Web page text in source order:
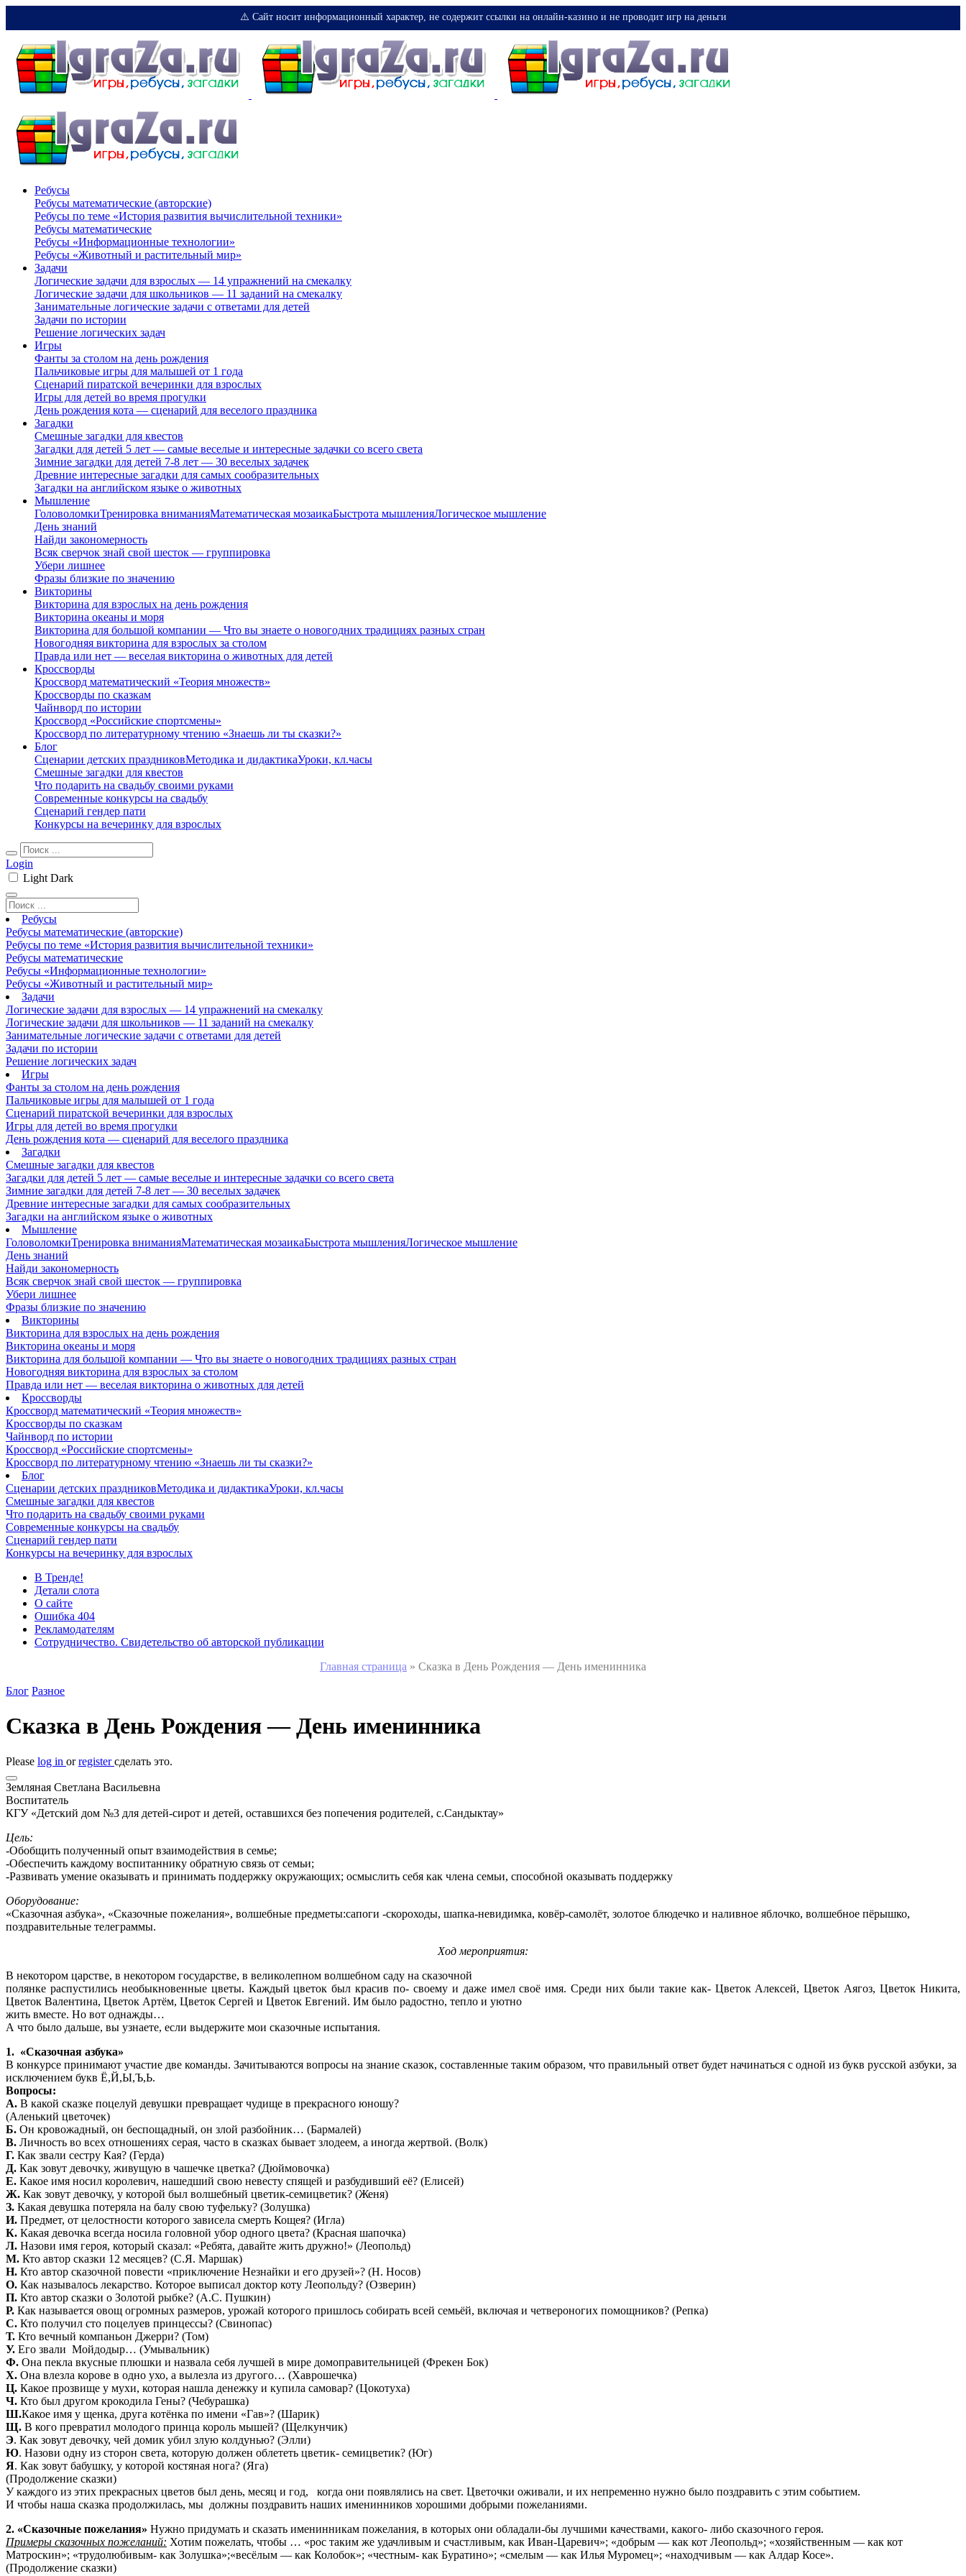
⚠️ Сайт носит информационный характер, не содержит ссылки на онлайн-казино и не проводит игр на деньги
Ребусы
Ребусы математические (авторские)
Ребусы по теме «История развития вычислительной техники»
Ребусы математические
Ребусы «Информационные технологии»
Ребусы «Животный и растительный мир»
Задачи
Логические задачи для взрослых — 14 упражнений на смекалку
Логические задачи для школьников — 11 заданий на смекалку
Занимательные логические задачи с ответами для детей
Задачи по истории
Решение логических задач
Игры
Фанты за столом на день рождения
Пальчиковые игры для малышей от 1 года
Сценарий пиратской вечеринки для взрослых
Игры для детей во время прогулки
День рождения кота — сценарий для веселого праздника
Загадки
Смешные загадки для квестов
Загадки для детей 5 лет — самые веселые и интересные задачки со всего света
Зимние загадки для детей 7-8 лет — 30 веселых задачек
Древние интересные загадки для самых сообразительных
Загадки на английском языке о животных
Мышление
ГоловоломкиТренировка вниманияМатематическая мозаикаБыстрота мышленияЛогическое мышление
День знаний
Найди закономерность
Всяк сверчок знай свой шесток — группировка
Убери лишнее
Фразы близкие по значению
Викторины
Викторина для взрослых на день рождения
Викторина океаны и моря
Викторина для большой компании — Что вы знаете о новогодних традициях разных стран
Новогодняя викторина для взрослых за столом
Правда или нет — веселая викторина о животных для детей
Кроссворды
Кроссворд математический «Теория множеств»
Кроссворды по сказкам
Чайнворд по истории
Кроссворд «Российские спортсмены»
Кроссворд по литературному чтению «Знаешь ли ты сказки?»
Блог
Сценарии детских праздниковМетодика и дидактикаУроки, кл.часы
Смешные загадки для квестов
Что подарить на свадьбу своими руками
Современные конкурсы на свадьбу
Сценарий гендер пати
Конкурсы на вечеринку для взрослых
Login
Light Dark
Ребусы
Ребусы математические (авторские)
Ребусы по теме «История развития вычислительной техники»
Ребусы математические
Ребусы «Информационные технологии»
Ребусы «Животный и растительный мир»
Задачи
Логические задачи для взрослых — 14 упражнений на смекалку
Логические задачи для школьников — 11 заданий на смекалку
Занимательные логические задачи с ответами для детей
Задачи по истории
Решение логических задач
Игры
Фанты за столом на день рождения
Пальчиковые игры для малышей от 1 года
Сценарий пиратской вечеринки для взрослых
Игры для детей во время прогулки
День рождения кота — сценарий для веселого праздника
Загадки
Смешные загадки для квестов
Загадки для детей 5 лет — самые веселые и интересные задачки со всего света
Зимние загадки для детей 7-8 лет — 30 веселых задачек
Древние интересные загадки для самых сообразительных
Загадки на английском языке о животных
Мышление
ГоловоломкиТренировка вниманияМатематическая мозаикаБыстрота мышленияЛогическое мышление
День знаний
Найди закономерность
Всяк сверчок знай свой шесток — группировка
Убери лишнее
Фразы близкие по значению
Викторины
Викторина для взрослых на день рождения
Викторина океаны и моря
Викторина для большой компании — Что вы знаете о новогодних традициях разных стран
Новогодняя викторина для взрослых за столом
Правда или нет — веселая викторина о животных для детей
Кроссворды
Кроссворд математический «Теория множеств»
Кроссворды по сказкам
Чайнворд по истории
Кроссворд «Российские спортсмены»
Кроссворд по литературному чтению «Знаешь ли ты сказки?»
Блог
Сценарии детских праздниковМетодика и дидактикаУроки, кл.часы
Смешные загадки для квестов
Что подарить на свадьбу своими руками
Современные конкурсы на свадьбу
Сценарий гендер пати
Конкурсы на вечеринку для взрослых
В Тренде!
Детали слота
О сайте
Ошибка 404
Рекламодателям
Сотрудничество. Свидетельство об авторской публикации
Главная страница » Сказка в День Рождения — День именинника
Блог Разное
Сказка в День Рождения — День именинника
Please log in orregisterсделать это.
Земляная Светлана Васильевна
Воспитатель
КГУ «Детский дом №3 для детей-сирот и детей, оставшихся без попечения родителей, с.Сандыктау»
Цель:
-Обобщить полученный опыт взаимодействия в семье;
-Обеспечить каждому воспитаннику обратную связь от семьи;
-Развивать умение оказывать и принимать поддержку окружающих; осмыслить себя как члена семьи, способной оказывать поддержку
Оборудование:
«Сказочная азбука», «Сказочные пожелания», волшебные предметы:сапоги -скороходы, шапка-невидимка, ковёр-самолёт, золотое блюдечко и наливное яблочко, волшебное пёрышко,
поздравительные телеграммы.
Ход мероприятия:
В некотором царстве, в некотором государстве, в великолепном волшебном саду на сказочной
полянке распустились необыкновенные цветы. Каждый цветок был красив по- своему и даже имел своё имя. Среди них были такие как- Цветок Алексей, Цветок Аягоз, Цветок Никита,
Цветок Валентина, Цветок Артём, Цветок Сергей и Цветок Евгений. Им было радостно, тепло и уютно
жить вместе. Но вот однажды…
А что было дальше, вы узнаете, если выдержите мои сказочные испытания.
1. «Сказочная азбука»
В конкурсе принимают участие две команды. Зачитываются вопросы на знание сказок, составленные таким образом, что правильный ответ будет начинаться с одной из букв русской азбуки, за
исключением букв Ё,Й,Ы,Ъ,Ь.
Вопросы:
А. В какой сказке поцелуй девушки превращает чудище в прекрасного юношу?
(Аленький цветочек)
Б. Он кровожадный, он беспощадный, он злой разбойник… (Бармалей)
В. Личность во всех отношениях серая, часто в сказках бывает злодеем, а иногда жертвой. (Волк)
Г. Как звали сестру Кая? (Герда)
Д. Как зовут девочку, живущую в чашечке цветка? (Дюймовочка)
Е. Какое имя носил королевич, нашедший свою невесту спящей и разбудивший её? (Елисей)
Ж. Как зовут девочку, у которой был волшебный цветик-семицветик? (Женя)
З. Какая девушка потеряла на балу свою туфельку? (Золушка)
И. Предмет, от целостности которого зависела смерть Кощея? (Игла)
К. Какая девочка всегда носила головной убор одного цвета? (Красная шапочка)
Л. Назови имя героя, который сказал: «Ребята, давайте жить дружно!» (Леопольд)
М. Кто автор сказки 12 месяцев? (С.Я. Маршак)
Н. Кто автор сказочной повести «приключение Незнайки и его друзей»? (Н. Носов)
О. Как называлось лекарство. Которое выписал доктор коту Леопольду? (Озверин)
П. Кто автор сказки о Золотой рыбке? (А.С. Пушкин)
Р. Как называется овощ огромных размеров, урожай которого пришлось собирать всей семьёй, включая и четвероногих помощников? (Репка)
С. Кто получил сто поцелуев принцессы? (Свинопас)
Т. Кто вечный компаньон Джерри? (Том)
У. Его звали Мойдодыр… (Умывальник)
Ф. Она пекла вкусные плюшки и назвала себя лучшей в мире домоправительницей (Фрекен Бок)
Х. Она влезла корове в одно ухо, а вылезла из другого… (Хаврошечка)
Ц. Какое прозвище у мухи, которая нашла денежку и купила самовар? (Цокотуха)
Ч. Кто был другом крокодила Гены? (Чебурашка)
Ш.Какое имя у щенка, друга котёнка по имени «Гав»? (Шарик)
Щ. В кого превратил молодого принца король мышей? (Щелкунчик)
Э. Как зовут девочку, чей домик убил злую колдунью? (Элли)
Ю. Назови одну из сторон света, которую должен облететь цветик- семицветик? (Юг)
Я. Как зовут бабушку, у которой костяная нога? (Яга)
(Продолжение сказки)
У каждого из этих прекрасных цветов был день, месяц и год, когда они появлялись на свет. Цветочки оживали, и их непременно нужно было поздравить с этим событием.
И чтобы наша сказка продолжилась, мы должны поздравить наших именинников хорошими добрыми пожеланиями.
2. «Сказочные пожелания» Нужно придумать и сказать именинникам пожелания, в которых они обладали-бы лучшими качествами, какого- либо сказочного героя.
Примеры сказочных пожеланий: Хотим пожелать, чтобы … «рос таким же удачливым и счастливым, как Иван-Царевич»; «добрым — как кот Леопольд»; «хозяйственным — как кот
Матроскин»; «трудолюбивым- как Золушка»;«весёлым — как Колобок»; «честным- как Буратино»; «смелым — как Илья Муромец»; «находчивым — как Алдар Косе».
(Продолжение сказки)